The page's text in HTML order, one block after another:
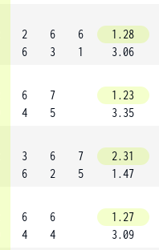
2
6
6
3
6
1
1.28
3.06
6
4
7
5
1.23
3.35
3
6
6
2
7
5
2.31
1.47
6
4
6
4
1.27
3.09